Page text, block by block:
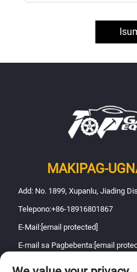
MAKIPAG-
Add: No. 1899, Xupanlu, Jiading
Telepono:+86-18916801867
E-Mail: [email protected]
E-mail sa Pagbebenta: [email